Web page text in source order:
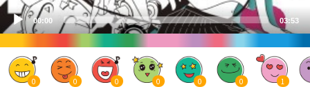
0 0 0 0 0 0 1